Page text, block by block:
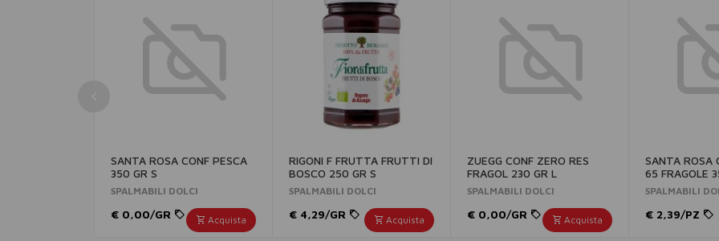
SANTA ROSA CONF PESCA
350 GR S
SPALMABILI DOLCI
Acquista
€ 0,00/GR
RIGONI F FRUTTA FRUTTI DI
BOSCO 250 GR S
SPALMABILI DOLCI
Acquista
€ 4,29/GR
ZUEGG CONF ZERO RES
FRAGOL 230 GR L
SPALMABILI DOLCI
Acquista
€ 0,00/GR
SANTA ROSA
65 FRAGOLE
SPALMABILI
€ 2,39/PZ